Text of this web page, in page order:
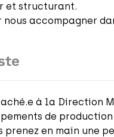
et structurant.
nous accompagner
à la Direction
de
prenez en main une